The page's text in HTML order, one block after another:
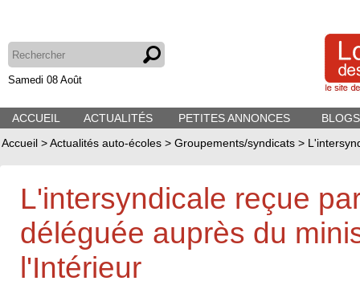
Samedi 08 Août
ACCUEIL ACTUALITÉS PETITES ANNONCES
Accueil >Actualités auto-écoles > Groupements/syndicats >
L'intersyndicale reçue
déléguée auprès du
l'Intérieur